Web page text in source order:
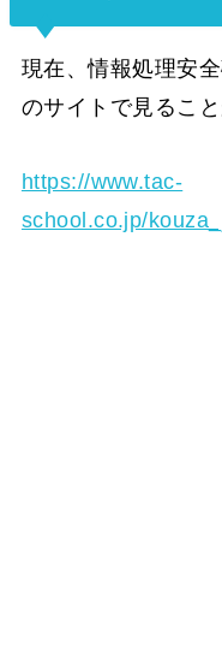
現在、情報処理安
のサイトで見ること
https://www.tac-
school.co.jp/